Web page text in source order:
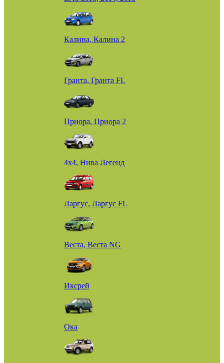
Калина, Калина 2
Гранта, Гранта FL
Приора, Приора 2
4х4, Нива Легенд
Ларгус, Ларгус FL
Веста, Веста NG
Иксрей
Ока